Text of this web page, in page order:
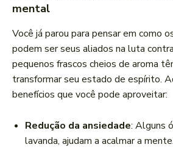
mental
Você já parou para pensar em como
podem ser seus aliados na luta
pequenos frascos cheios de aroma
transformar seu estado de espírito.
benefícios que você pode aproveitar:
Redução da ansiedade: Alguns
lavanda, ajudam a acalmar a mente.